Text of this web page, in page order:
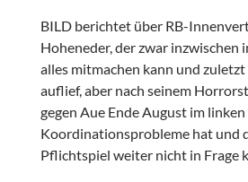
BILD berichtet über RB-
Hoheneder, der zwar inzwischen
alles mitmachen kann und zuletzt
auflief, aber nach seinem
gegen Aue Ende August im
Koordinationsprobleme hat und
Pflichtspiel weiter nicht in Frage